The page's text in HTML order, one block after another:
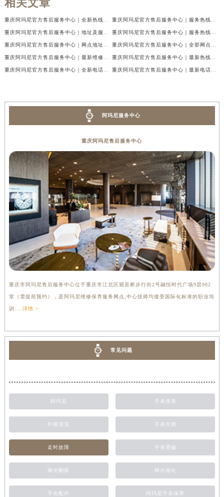
相关文章
阿玛尼服务中心
重庆阿玛尼售后服务中心
重庆市阿玛尼售后服务中心位于重庆市江北区观音桥步行街2号融恒时代广场9层902
室（需提前预约），是阿玛尼维修保养服务网点,中心技师均接受国际化标准的职业培
训.... 详情 >
常见问题
阿玛尼 手表保养
外观清洗 手表生锈
走时故障 手表受磁
抛光翻新 网点地址
手表配件 阿玛尼手表保养